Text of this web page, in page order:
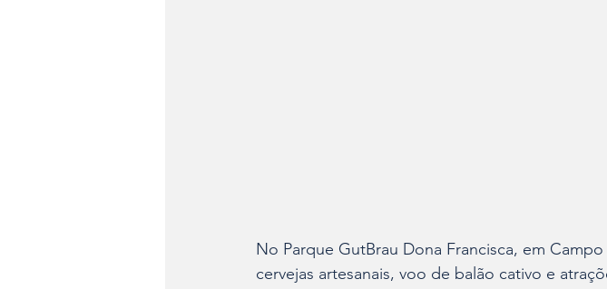
No Parque GutBrau Dona Francisca, em
cervejas artesanais, voo de balão cativo e